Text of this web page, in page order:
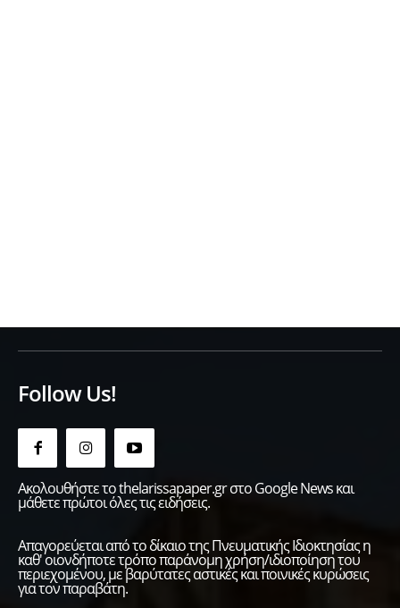
Follow Us!
Ακολουθήστε το thelarissapaper.gr στο Google News και
μάθετε πρώτοι όλες τις ειδήσεις.
Απαγορεύεται από το δίκαιο της Πνευματικής Ιδιοκτησίας η
καθ' οιονδήποτε τρόπο παράνομη χρήση/ιδιοποίηση του
περιεχομένου, με βαρύτατες αστικές και ποινικές κυρώσεις
για τον παραβάτη.